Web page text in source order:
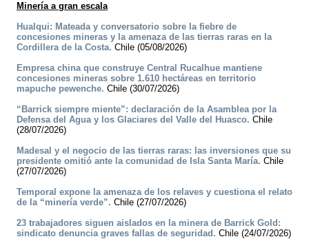
Minería a gran escala
Hualqui: Mateada y conversatorio sobre la fiebre de
concesiones mineras y la amenaza de las tierras raras en la
Cordillera de la Costa. Chile (05/08/2026)
Empresa china que construye Central Rucalhue mantiene
concesiones mineras sobre 1.610 hectáreas en territorio
mapuche pewenche. Chile (30/07/2026)
“Barrick siempre miente”: declaración de la Asamblea por la
Defensa del Agua y los Glaciares del Valle del Huasco. Chile
(28/07/2026)
Madesal y el negocio de las tierras raras: las inversiones que su
presidente omitió ante la comunidad de Isla Santa María. Chile
(27/07/2026)
Temporal expone la amenaza de los relaves y cuestiona el relato
de la “minería verde”. Chile (27/07/2026)
23 trabajadores siguen aislados en la minera de Barrick Gold:
sindicato denuncia graves fallas de seguridad. Chile (24/07/2026)